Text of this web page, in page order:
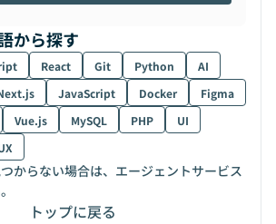
から探す
React Git Python
AI
JavaScript Docker
Figma
Vue.js MySQL PHP
UI
からない場合は、エージェントサービス
トップに戻る